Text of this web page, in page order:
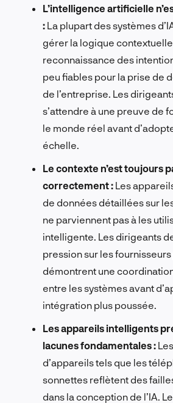
L’intelligence artificielle
: La plupart des systèmes
gérer la logique
reconnaissance des
peu fiables pour la prise de
de l’entreprise. Les
s’attendre à une preuve de
le monde réel avant
échelle.
Le contexte n’est toujours
correctement : Les
de données détaillées sur
ne parviennent pas à les
intelligente. Les dirigeants
pression sur les fournisseurs
démontrent une
entre les systèmes avant
intégration plus poussée.
Les appareils intelligents
lacunes fondamentales :
d’appareils tels que les
sonnettes reflètent des
dans la conception de l’IA.